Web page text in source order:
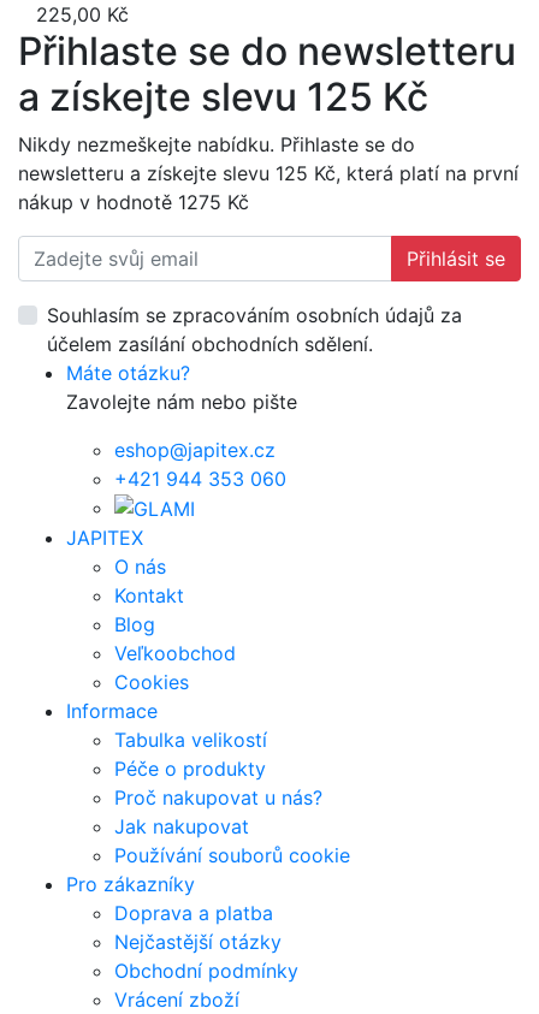
225,00 Kč
Přihlaste se do newsletteru
a získejte slevu 125 Kč
Nikdy nezmeškejte nabídku. Přihlaste se do
newsletteru a získejte slevu 125 Kč, která platí na první
nákup v hodnotě 1275 Kč
Přihlásit se
Souhlasím se zpracováním osobních údajů za
účelem zasílání obchodních sdělení.
Máte otázku?
Zavolejte nám nebo pište
eshop@japitex.cz
+421 944 353 060
JAPITEX
O nás
Kontakt
Blog
Veľkoobchod
Cookies
Informace
Tabulka velikostí
Péče o produkty
Proč nakupovat u nás?
Jak nakupovat
Používání souborů cookie
Pro zákazníky
Doprava a platba
Nejčastější otázky
Obchodní podmínky
Vrácení zboží